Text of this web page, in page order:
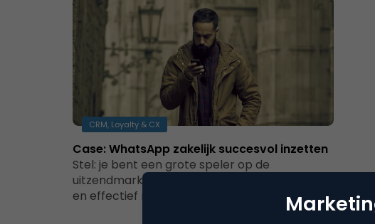
CRM, Loyalty & CX
Case: WhatsApp zakelijk succesvol inzetten
Stel: je bent een grote speler op de
uitzendmarkt. Hoe communiceer je dan snel
en effectief met al die verschillende…